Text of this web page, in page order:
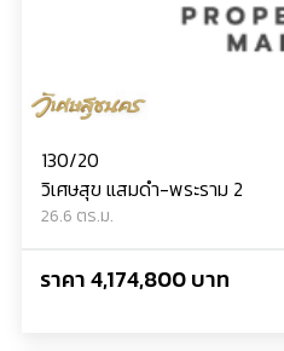
130/20
วิเศษสุข แสมดำ-พระราม 2
26.6 ตร.ม.
ราคา 4,174,800 บาท